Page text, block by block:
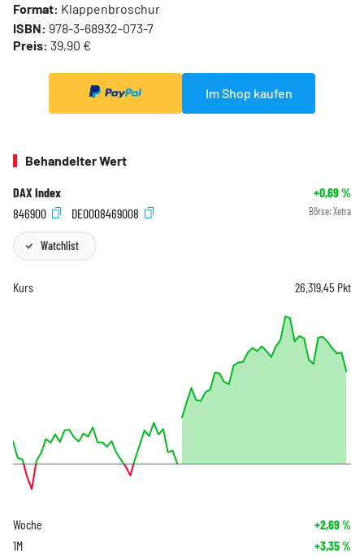
Format: Klappenbroschur
ISBN: 978-3-68932-073-7
Preis: 39,90 €
Im Shop kaufen
Behandelter Wert
DAX Index +0,69%
846900
DE0008469008 Börse: Xetra
Watchlist
Kurs 26.319,45 Pkt
Woche +2,69%
1M +3,35%